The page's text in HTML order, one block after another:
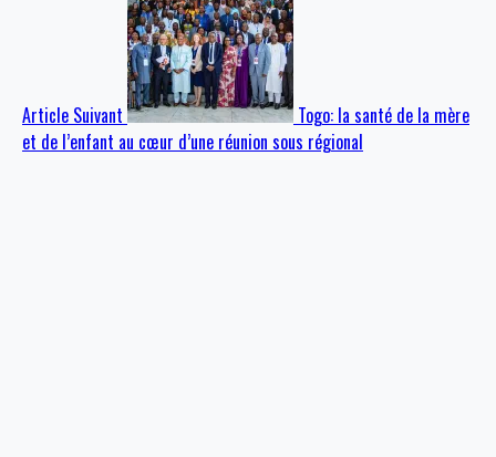
Article Suivant
Togo: la santé de la mère
et de l’enfant au cœur d’une réunion sous régional